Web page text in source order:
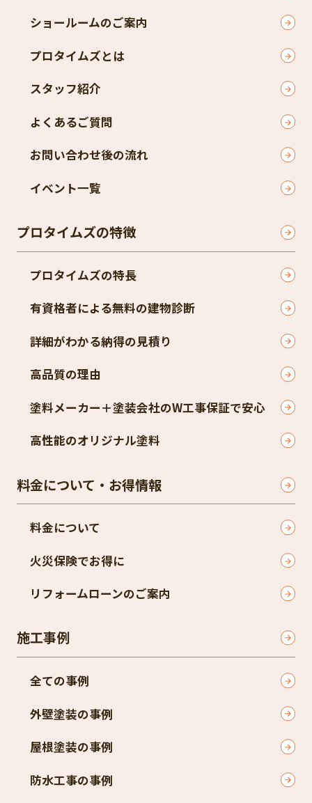
ショールームのご案内
プロタイムズとは
スタッフ紹介
よくあるご質問
お問い合わせ後の流れ
イベント一覧
プロタイムズの特徴
プロタイムズの特長
有資格者による無料の建物診断
詳細がわかる納得の見積り
高品質の理由
塗料メーカー＋塗装会社のW工事保証で安心
高性能のオリジナル塗料
料金について・お得情報
料金について
火災保険でお得に
リフォームローンのご案内
施工事例
全ての事例
外壁塗装の事例
屋根塗装の事例
防水工事の事例